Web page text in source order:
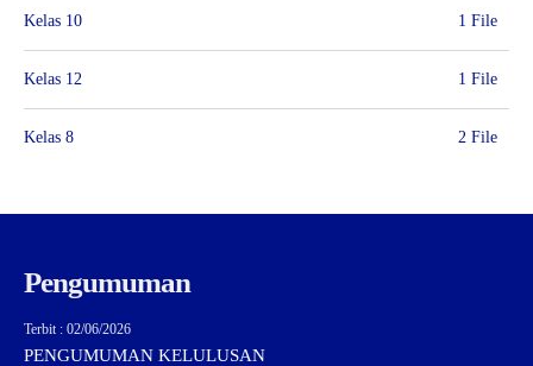
Kelas 10 1 File
Kelas 12 1 File
Kelas 8 2 File
Pengumuman
Terbit : 02/06/2026
PENGUMUMAN KELULUSAN